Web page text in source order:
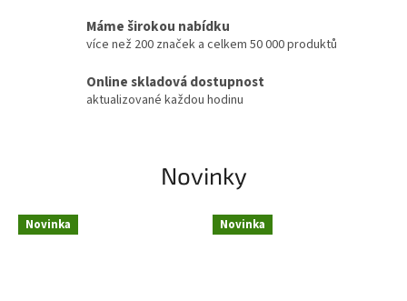
Máme širokou nabídku
více než 200 značek a celkem 50 000 produktů
Online skladová dostupnost
aktualizované každou hodinu
Novinky
Novinka Novinka